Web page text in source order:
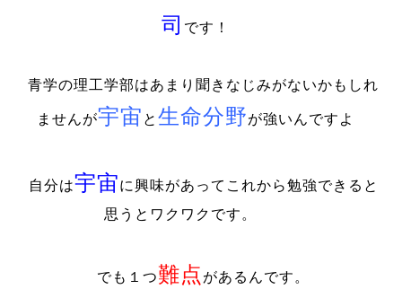
司 です！
青学の理工学部はあまり聞きなじみがないかもしれ
ませんが宇宙 と生命分野が強いんですよ
自分は宇宙に興味があってこれから勉強できると
思うとワクワクです。
でも１つ難点 があるんです。